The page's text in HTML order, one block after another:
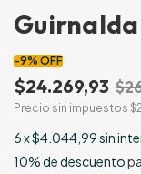
-9% OFF
$24.269,93
Precio sin impuestos
6x$4.044,99sin
10% de descuento